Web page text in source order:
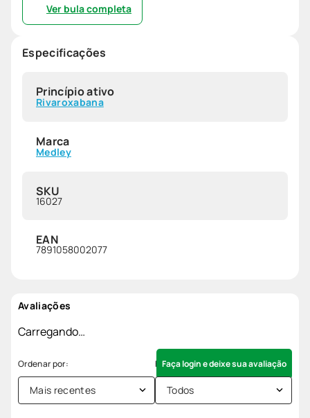
Ver bula completa
Especificações
Princípio ativo
Rivaroxabana
Marca
Medley
SKU
16027
EAN
7891058002077
Avaliações
Carregando…
Faça login e deixe sua avaliação
Mais recentes Todos